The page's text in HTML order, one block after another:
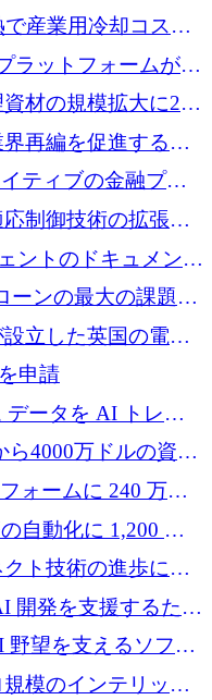
産業用冷却コスト
ルを調達
ラットフォームが
達し、Whering が
材の規模拡大に240
再編を促進するた
ティブの金融プラ
めに 400 万ユーロ
制御技術の拡張に
ントのドキュメント
るために 47 万ユー
ーンの最大の課題の
いるか
立した英国の電池
が 465 万ポンドを
申請
データを AI トレー
万ポンドを獲得
ら4000万ドルの資金
突破
ォームに 240 万ド
自動化に 1,200 万
ト技術の進歩に向
ードラウンドを終了
開発を支援するため
野望を支えるソフト
模のインテリック